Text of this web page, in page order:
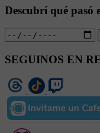
Descubrí qué pasó
SEGUINOS EN